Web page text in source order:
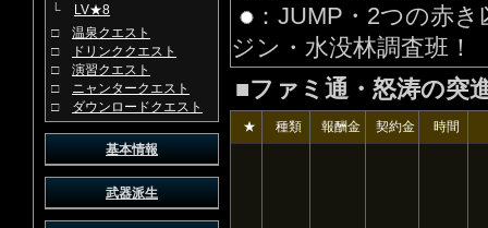
└
LV★8
□ 温泉クエスト
□
ドリンククエスト
□ 演習クエスト
□ ニャンタークエスト
□ ダウンロードクエスト
基本情報
武器派生
：JUMP・2つの赤き
ジン・水没林調査班！
■ファミ通・怒涛の突
★ 種類 報酬金 契約金 時間